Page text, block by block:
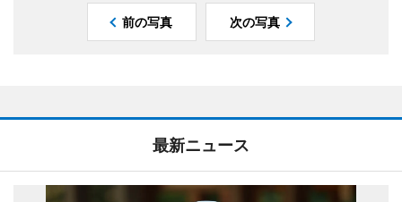
前の写真 次の写真
最新ニュース